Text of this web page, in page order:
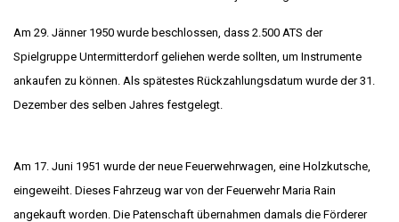
Am 29. Jänner 1950 wurde beschlossen, dass 2.500 ATS der
Spielgruppe Untermitterdorf geliehen werde sollten, um Instrumente
ankaufen zu können. Als spätestes Rückzahlungsdatum wurde der 31.
Dezember des selben Jahres festgelegt.
Am 17. Juni 1951 wurde der neue Feuerwehrwagen, eine Holzkutsche,
eingeweiht. Dieses Fahrzeug war von der Feuerwehr Maria Rain
angekauft worden. Die Patenschaft übernahmen damals die Förderer